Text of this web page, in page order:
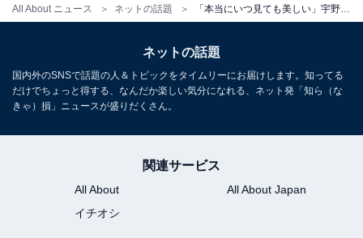
All About ニュース ネットの話題
ネットの話題
国内外のSNSで話題の人＆トピックをタイムリーにお届けします。知ってる
だけでちょっと得する、なんだか楽しい気分になれる、ネット発「知ら（な
きゃ）損」ニュースが盛りだくさん。
関連サービス
All About
All About Japan
イチオシ